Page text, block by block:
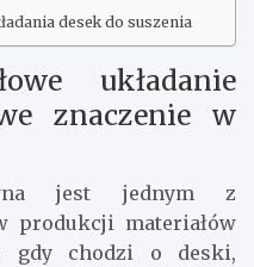
desek do suszenia
układanie
znaczenie w
jest jednym z
produkcji materiałów
gdy chodzi o deski,